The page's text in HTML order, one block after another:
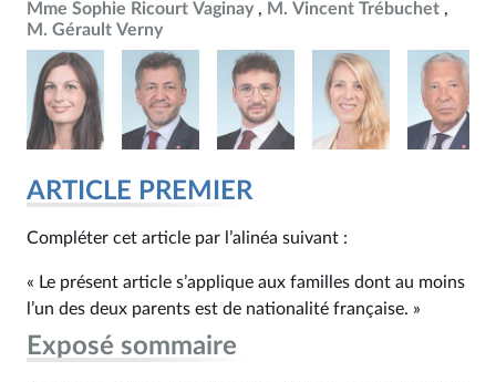
Mme Sophie Ricourt Vaginay
M. Vincent Trébuchet
M. Gérault Verny
ARTICLE PREMIER
Compléter cet article par l’alinéa suivant :
« Le présent article s’applique aux familles dont au moins
l’un des deux parents est de nationalité française. »
Exposé sommaire